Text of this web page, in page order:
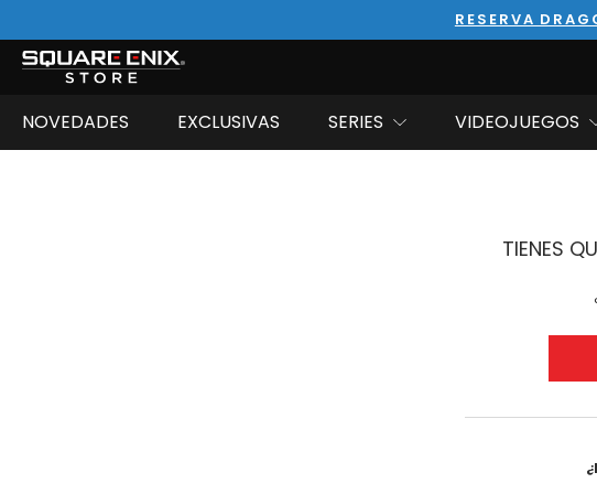
RESERVA
NOVEDADES EXCLUSIVAS SERIES VIDEOJUEGOS
TIENES